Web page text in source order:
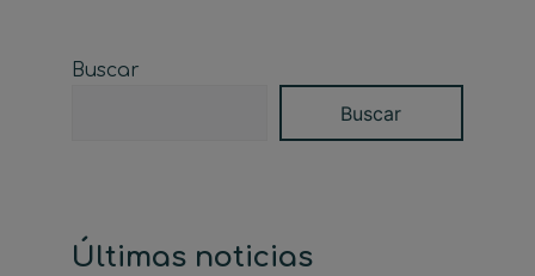
Buscar
Buscar
Últimas noticias